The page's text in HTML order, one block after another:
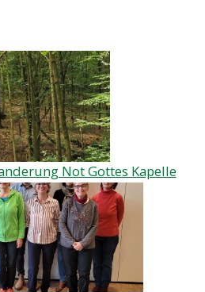
Not Gottes Kapelle